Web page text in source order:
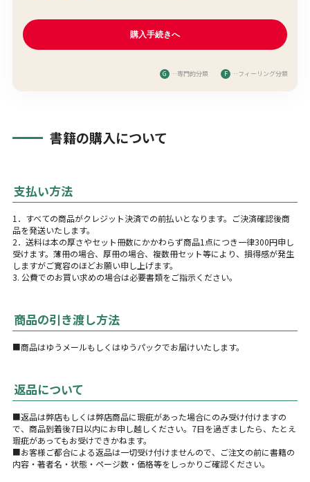
G …専門的分類 F …フィーリング分類
書籍の購入について
支払い方法
1．すべての商品がクレジット決済での前払いとなります。ご決済確認後商
品を発送いたします。
2．送料は本の厚さやセット冊数にかかわらず商品1点につき一律300円申し
受けます。薄冊の場合、厚冊の場合、複数冊セット等により、損得感が発生
しますがご寛容のほどお願い申し上げます。
3. 公費でのお買い求めの場合は必要書類をご指示ください。
商品の引き渡し方法
■商品はゆうメールもしくはゆうパックでお届けいたします。
返品について
■返品は弊店もしくは弊店商品に瑕疵があった場合にのみ受け付けますの
で、商品到着後7日以内にお申し越しください。7日を過ぎましたら、たとえ
瑕疵があってもお受けできかねます。
■お客様ご都合による返品は一切受け付けませんので、ご注文の前に書籍の
内容・著者名・状態・ページ数・価格等をしっかりご確認ください。